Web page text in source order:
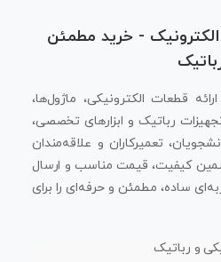
الکترونیک - خرید مطمئن
قطعات الکترونیکی، ماژول‌ها،
رباتیک و ابزارهای تخصصی،
تعمیرکاران و علاقه‌مندان
کیفیت، قیمت مناسب و ارسال
ساده، مطمئن و حرفه‌ای را برای
و رباتیک